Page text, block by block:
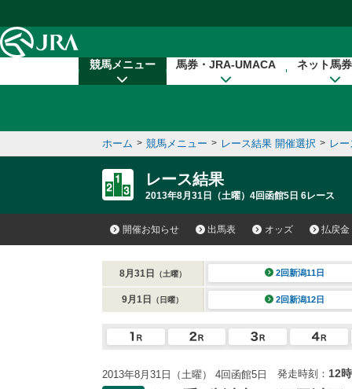
競馬メニュー 馬券・JRA-UMACA ネット馬
ホーム > 競馬メニュー > レース結果 開催選択 > レ
レース結果
2013年8月31日（土曜）4回函館5日 6レース
開催お知らせ 出馬表 オッズ 払戻金
8月31日 （土曜） 2回新潟11日
9月1日 （日曜） 2回新潟12日
2013年8月31日（土曜） 4回函館5日 発走時刻： 12